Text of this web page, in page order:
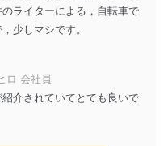
ライターによる，自転車で
少しマシです。
ロ 会社員
介されていてとても良いで